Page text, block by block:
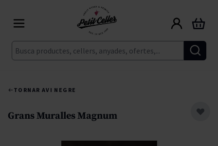
Cerca
Cart
TORNAR AVI NEGRE
Grans Muralles Magnum